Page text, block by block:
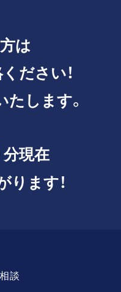
は
ださい！
します。
分現在
ります！
談